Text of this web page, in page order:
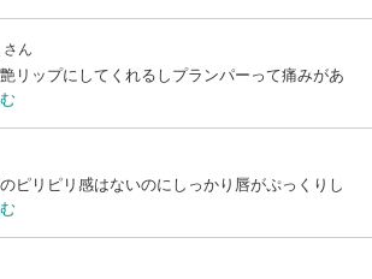
さん
リップにしてくれるしプランパーって痛みがあ
ピリピリ感はないのにしっかり唇がぷっくりし